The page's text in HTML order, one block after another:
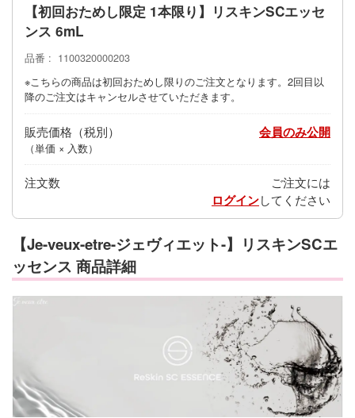
【初回おためし限定 1本限り】リスキンSCエッセ
ンス 6mL
品番
1100320000203
※こちらの商品は初回おためし限りのご注文となります。2回目以
降のご注文はキャンセルさせていただきます。
販売価格
（単価 × 入数）
会員のみ公開
注文数 ご注文には
ログインしてください
【Je-veux-etre-ジェヴィエット-】リスキンSCエ
ッセンス 商品詳細